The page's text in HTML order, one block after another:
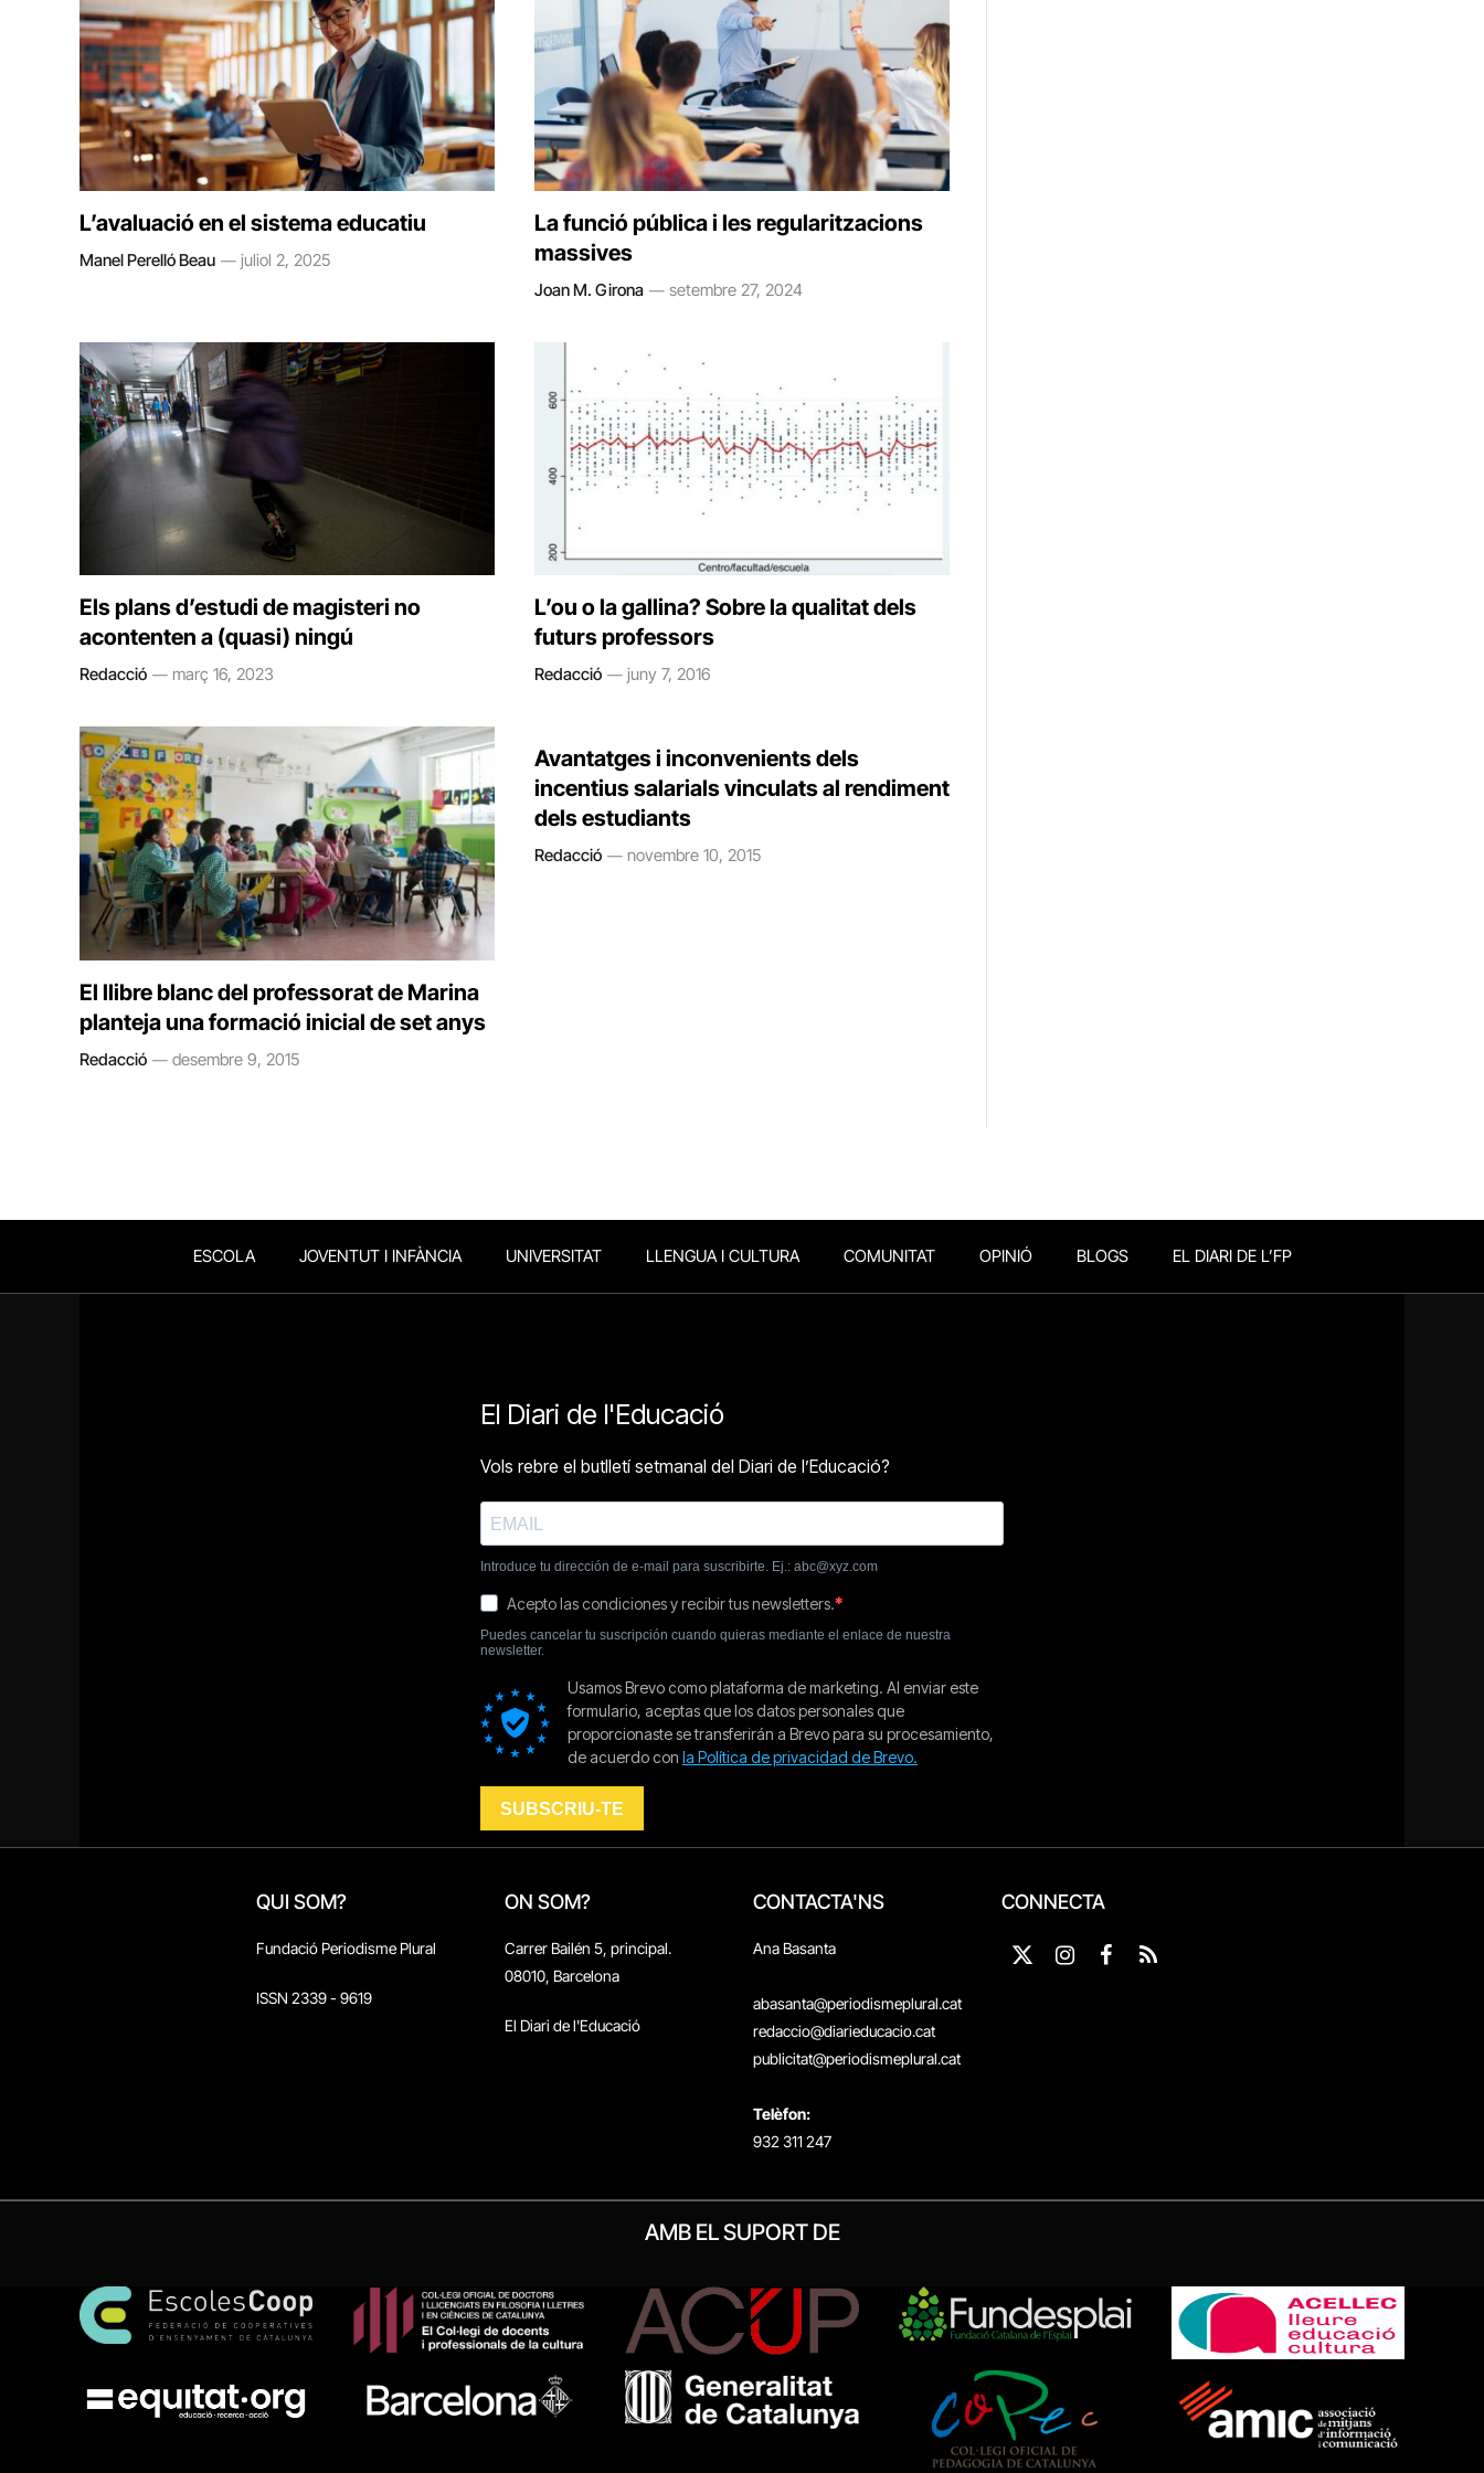
L’avaluació en el sistema educatiu
Manel Perelló Beau juliol 2, 2025
La funció pública i les regularitzacions
massives
Joan M. Girona setembre 27, 2024
Els plans d’estudi de magisteri no
acontenten a (quasi) ningú
Redacció març 16, 2023
L’ou o la gallina? Sobre la qualitat dels
futurs professors
Redacció juny 7, 2016
El llibre blanc del professorat de Marina
planteja una formació inicial de set anys
Redacció desembre 9, 2015
Avantatges i inconvenients dels
incentius salarials vinculats al rendiment
dels estudiants
Redacció novembre 10, 2015
ESCOLA JOVENTUT I INFÀNCIA UNIVERSITAT LLENGUA I CULTURA COMUNITAT OPINIÓ BLOGS EL DIARI DE L’FP
QUI SOM?
Fundació Periodisme Plural
ISSN 2339 - 9619
ON SOM?
Carrer Bailén 5, principal.
08010, Barcelona
El Diari de l'Educació
CONTACTA'NS
Ana Basanta
abasanta@periodismeplural.cat
redaccio@diarieducacio.cat
publicitat@periodismeplural.cat
Telèfon:
932 311 247
CONNECTA
X
Instagram
Facebook
RSS
AMB EL SUPORT DE